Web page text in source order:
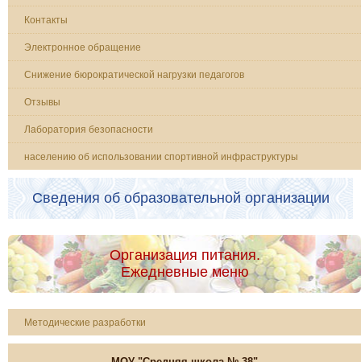
Контакты
Электронное обращение
Снижение бюрократической нагрузки педагогов
Отзывы
Лаборатория безопасности
населению об использовании спортивной инфраструктуры
Сведения об образовательной организации
Организация питания.
Ежедневные меню
Методические разработки